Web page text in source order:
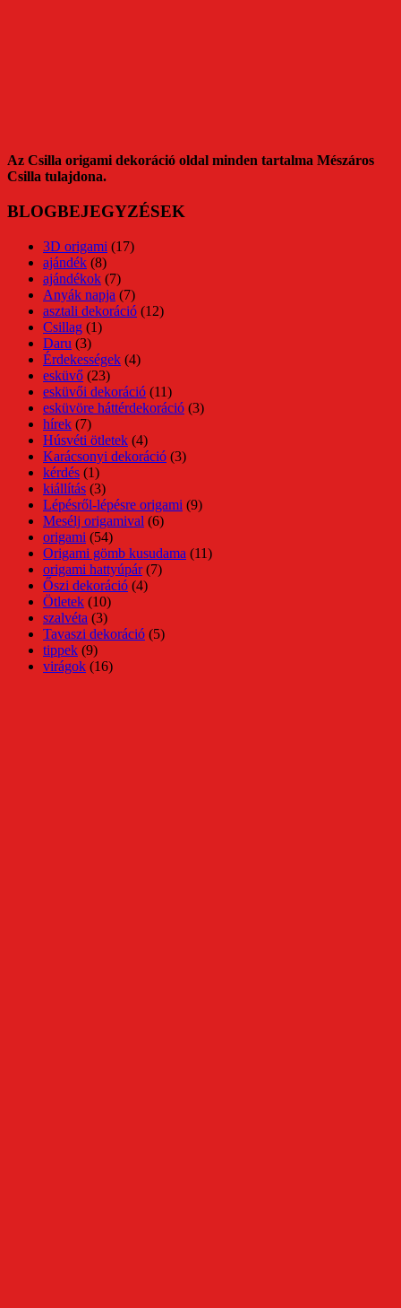
Az Csilla origami dekoráció oldal minden tartalma Mészáros
Csilla tulajdona.
BLOGBEJEGYZÉSEK
3D origami (17)
ajándék (8)
ajándékok (7)
Anyák napja (7)
asztali dekoráció (12)
Csillag (1)
Daru (3)
Érdekességek (4)
esküvő (23)
esküvői dekoráció (11)
esküvöre háttérdekoráció (3)
hírek (7)
Húsvéti ötletek (4)
Karácsonyi dekoráció (3)
kérdés (1)
kiállítás (3)
Lépésről-lépésre origami (9)
Mesélj origamival (6)
origami (54)
Origami gömb kusudama (11)
origami hattyúpár(7)
Őszi dekoráció (4)
Ötletek (10)
szalvéta (3)
Tavaszi dekoráció (5)
tippek (9)
virágok (16)